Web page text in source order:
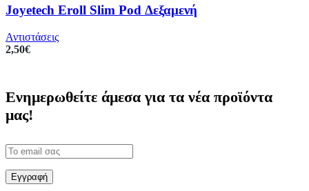
Joyetech Eroll Slim Pod Δεξαμενή
Αντιστάσεις
2,50€
Ενημερωθείτε άμεσα για τα νέα προϊόντα
μας!